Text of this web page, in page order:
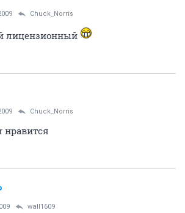
Chuck_Norris
лицензионный
Chuck_Norris
нравится
wall1609